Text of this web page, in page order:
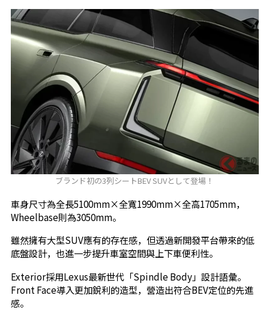
ブランド初の3列シートBEV SUVとして登場！
車身尺寸為全長5100mm×全寬1990mm×全高1705mm，
Wheelbase則為3050mm。
雖然擁有大型SUV應有的存在感，但透過新開發平台帶來的低
底盤設計，也進一步提升車室空間與上下車便利性。
Exterior採用Lexus最新世代「Spindle Body」設計語彙。
Front Face導入更加銳利的造型，營造出符合BEV定位的先進
感。